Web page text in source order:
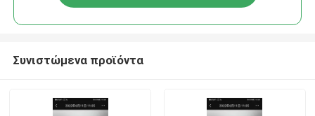
Συνιστώμενα προϊόντα